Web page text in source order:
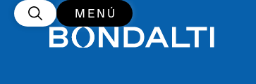
MENÚ